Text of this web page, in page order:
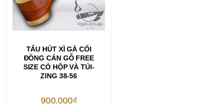
THÊM VÀO GIỎ HÀNG
TẨU HÚT XÌ GÀ CỐI
ĐỒNG CÁN GỖ FREE
SIZE CÓ HỘP VÀ TÚI-
ZING 38-56
900.000₫